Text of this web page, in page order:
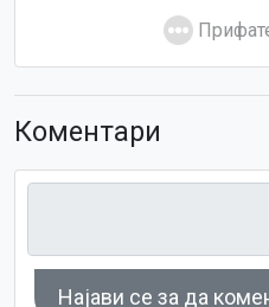
Коментари
Најави се за да